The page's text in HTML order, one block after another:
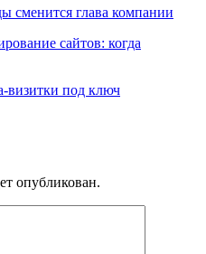
сменится глава компании
сайтов: когда
визитки под ключ
опубликован.